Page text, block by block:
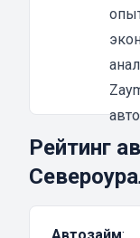
денежных
потом
Залоговое
придётся
погашен,
совершить с
Рейтинг